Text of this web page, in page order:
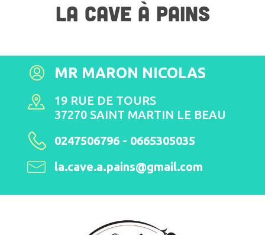
LA CAVE À PAINS
MR MARON NICOLAS
19 RUE DE TOURS
37270 SAINT MARTIN LE BEAU
0247506796 - 0665305035
la.cave.a.pains@gmail.com